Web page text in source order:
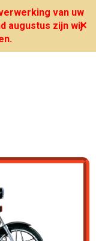
van uw
augustus zijn wij✕